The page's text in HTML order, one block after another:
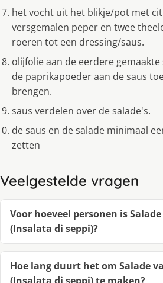
het vocht uit het blikje/pot met
versgemalen peper en twee
roeren tot een dressing/saus.
olijfolie aan de eerdere
de paprikapoeder aan de saus
brengen.
saus verdelen over de salade's.
de saus en de salade minimaal
zetten
Veelgestelde vragen
Voor hoeveel personen is
(Insalata di seppi)?
Hoe lang duurt het om Salade
(Insalata di seppi) te maken?